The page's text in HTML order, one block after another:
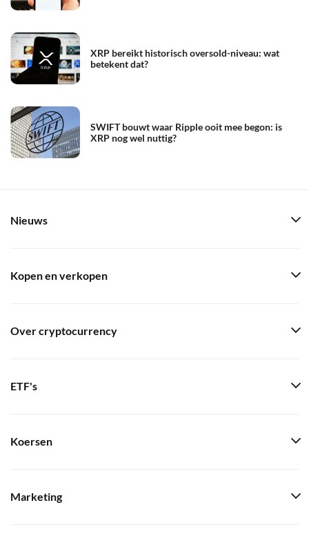
XRP bereikt historisch oversold-niveau: wat
betekent dat?
SWIFT bouwt waar Ripple ooit mee begon: is
XRP nog wel nuttig?
Nieuws
Kopen en verkopen
Over cryptocurrency
ETF's
Koersen
Marketing